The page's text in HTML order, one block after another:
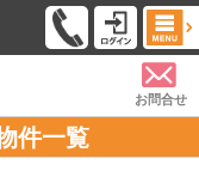
お問合せ
件一覧